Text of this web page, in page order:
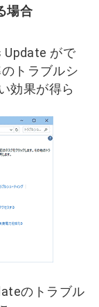
場合
Update がで
トラブルシ
効果が得ら
のトラブル